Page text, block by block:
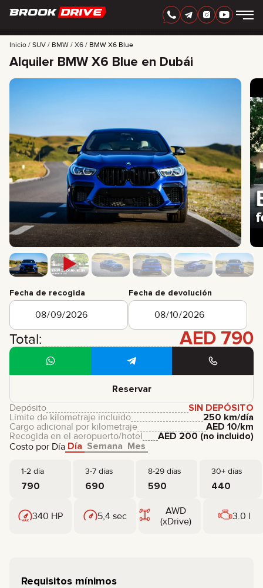
AED
MARCAS
PERIODO DE ALQUILER
CONTACTO
ASOCIACIÓN
RENTA CON OPCIÓN A COMPRA
info@brook-drive.rent
971 52 193 88 88
+ 7 925 283 88 88
Inicio SUV BMW X6 BMW X6 Blue
Alquiler BMW X6 Blue en Dubái
Fecha de recogida Fecha de devolución
Total: AED 790
Reservar
Costo por Día Día Semana Mes
1-2 día 3-7 días 8-29 días 30+ días
790 690 590 440
Depósito
SIN DEPÓSITO
Límite de kilometraje incluido
250 km/día
Cargo adicional por kilometraje
AED 10/km
Recogida en el aeropuerto/hotel
AED 200 (no incluido)
340 HP 5,4 sec
AWD
(xDrive)
3.0 l
Requisitos mínimos